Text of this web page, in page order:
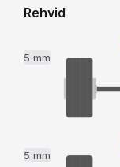
Rehvid
5 mm
5 mm